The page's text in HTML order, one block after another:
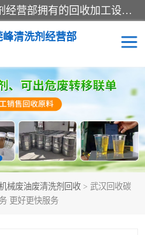
东莞市大岭山莞峰清洗剂经营部拥有的回收加工设备，大量废油回收、废清洗剂回收、废溶剂油回收、机械废油废清洗剂回收、废碳氢回收、碳氢液压油回收、碳氢二氯回收等废清洗剂处理；我们只是提供废旧化工原料的循环使用存放点，执行正规的存放，有正规的回收资质处理。同时我们公司批发零售回收级清洗剂，脱模油再生基础油，质量保证。
清洗剂经营部
械废油废清洗剂回收 > 武汉回收碳
更好更快服务
废清洗剂回收
机械废油废清洗剂回收
碳氢液压油回收
回收废三四氯乙烯